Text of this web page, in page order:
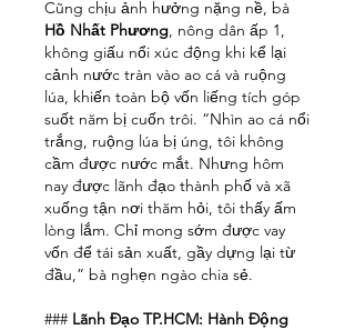
Hồ Nhất Phương, nông dân ấp 1,
không giấu nổi xúc động khi kể lại
cảnh nước tràn vào ao cá và ruộng
lúa, khiến toàn bộ vốn liếng tích góp
suốt năm bị cuốn trôi. “Nhìn ao cá nổi
trắng, ruộng lúa bị úng, tôi không
cầm được nước mắt. Nhưng hôm
nay được lãnh đạo thành phố và xã
xuống tận nơi thăm hỏi, tôi thấy ấm
lòng lắm. Chỉ mong sớm được vay
vốn để tái sản xuất, gầy dựng lại từ
đầu,” bà nghẹn ngào chia sẻ.
### Lãnh Đạo TP.HCM: Hành Động